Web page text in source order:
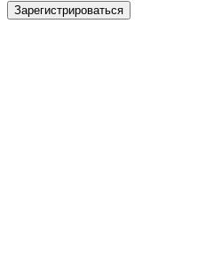
Зарегистрироваться